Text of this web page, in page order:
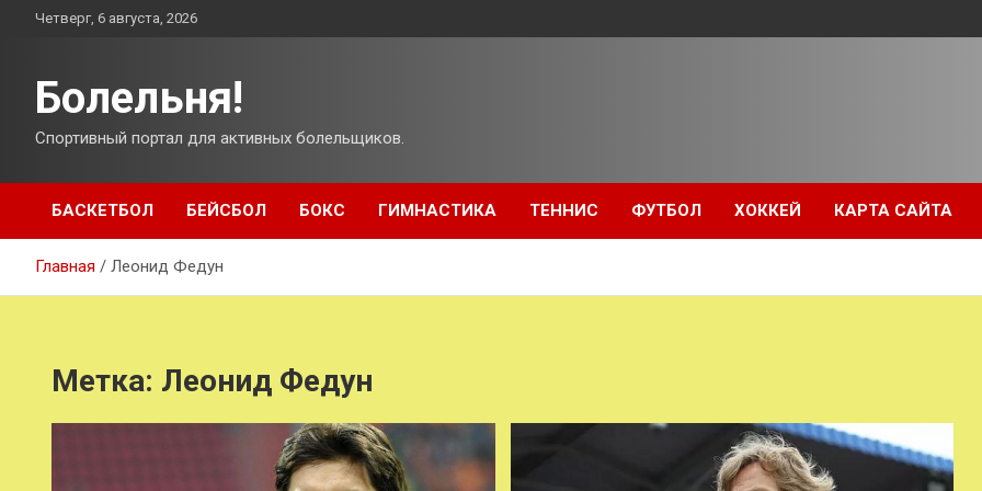
ПерейтиЧетверг, 6 августа, 2026
Болельня!
Спортивный портал для активных болельщиков.
БАСКЕТБОЛ БЕЙСБОЛ БОКС ГИМНАСТИКА ТЕННИС ФУТБОЛ ХОККЕЙ КАРТА САЙТА
Главная Леонид Федун
Метка: Леонид Федун